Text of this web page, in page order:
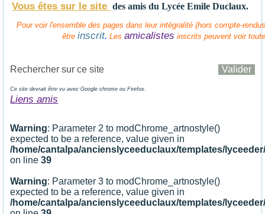
Vous êtes sur le site des amis du Lycée Emile Duclaux.
Pour voir l'ensemble des pages dans leur intégralité (hors compte-
être inscrit. Les amicalistes inscrits peuvent voir
Ce site devrait être vu avec Google chrome ou Firefox.
Liens amis
Warning: Parameter 2 to modChrome_artnostyle()
expected to be a reference, value given in
/home/cantalpa/ancienslyceeduclaux/templates/
on line39
Warning: Parameter 3 to modChrome_artnostyle()
expected to be a reference, value given in
/home/cantalpa/ancienslyceeduclaux/templates/